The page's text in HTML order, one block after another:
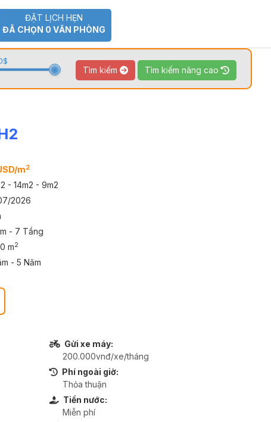
ĐẶT LỊCH HẸN
ĐÃ CHỌN 0 VĂN PHÒNG
Tìm kiếm Tìm kiếm nâng cao
m2
- 14m2 - 9m2
2026
- 7 Tầng
m2
- 5 Năm
Gửi xe máy:
200.000vnđ/xe/tháng
Phí ngoài giờ:
Thỏa thuận
Tiền nước:
Miễn phí